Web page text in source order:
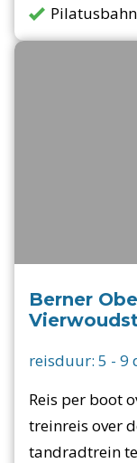
Berner
reisduur: 5 - 9
Reis per boot
treinreis over
tandradtrein